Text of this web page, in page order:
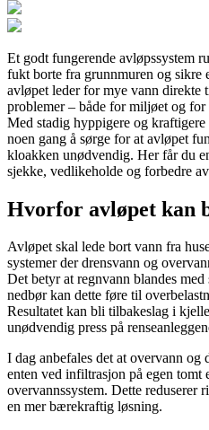
Et godt fungerende avløpssystem
fukt borte fra grunnmuren og sikre
avløpet leder for mye vann direkte
problemer – både for miljøet og for
Med stadig hyppigere og
noen gang å sørge for at avløpet
kloakken unødvendig. Her får du
sjekke, vedlikeholde og forbedre
Hvorfor avløpet kan
Avløpet skal lede bort vann fra
systemer der drensvann og
Det betyr at regnvann blandes
nedbør kan dette føre til
Resultatet kan bli tilbakeslag i
unødvendig press på
I dag anbefales det at overvann og
enten ved infiltrasjon på egen
overvannssystem. Dette reduserer
en mer bærekraftig løsning.